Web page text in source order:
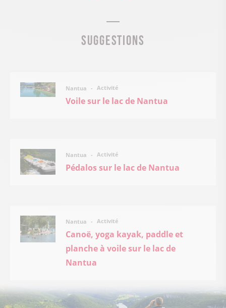
Suggestions
Nantua Activité
Voile sur le lac de Nantua
Nantua Activité
Pédalos sur le lac de Nantua
Nantua Activité
Canoë, yoga kayak, paddle et
planche à voile sur le lac de
Nantua